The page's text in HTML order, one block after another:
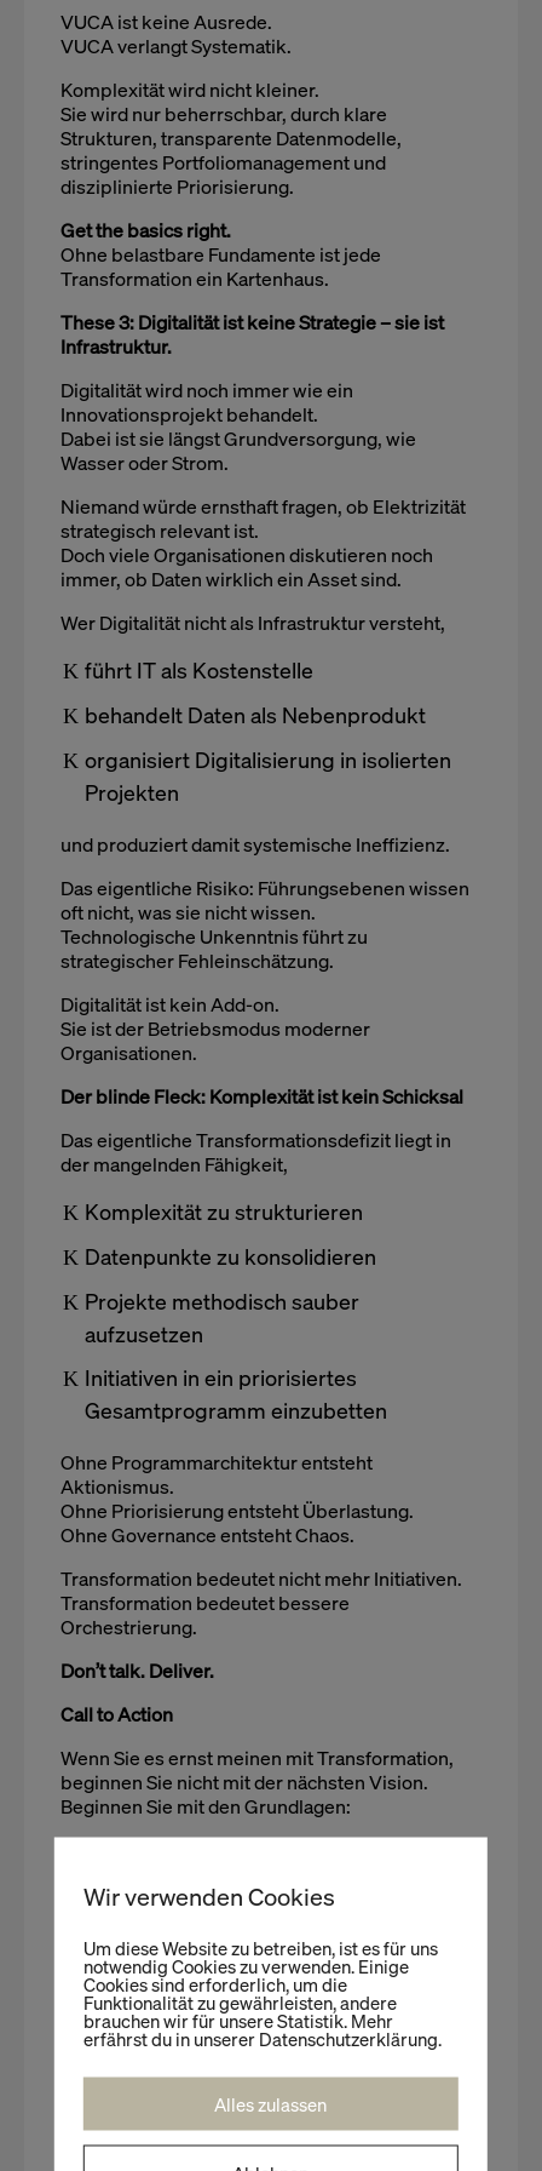
VUCA ist keine Ausrede.
VUCA verlangt Systematik.
Komplexität wird nicht kleiner.
Sie wird nur beherrschbar, durch klare
Strukturen, transparente Datenmodelle,
stringentes Portfoliomanagement und
disziplinierte Priorisierung.
Get the basics right.
Ohne belastbare Fundamente ist jede
Transformation ein Kartenhaus.
These 3: Digitalität ist keine Strategie – sie ist
Infrastruktur.
Digitalität wird noch immer wie ein
Innovationsprojekt behandelt.
Dabei ist sie längst Grundversorgung, wie
Wasser oder Strom.
Niemand würde ernsthaft fragen, ob Elektrizität
strategisch relevant ist.
Doch viele Organisationen diskutieren noch
immer, ob Daten wirklich ein Asset sind.
Wer Digitalität nicht als Infrastruktur versteht,
führt IT als Kostenstelle
behandelt Daten als Nebenprodukt
organisiert Digitalisierung in isolierten
Projekten
und produziert damit systemische Ineffizienz.
Das eigentliche Risiko: Führungsebenen wissen
oft nicht, was sie nicht wissen.
Technologische Unkenntnis führt zu
strategischer Fehleinschätzung.
Digitalität ist kein Add-on.
Sie ist der Betriebsmodus moderner
Organisationen.
Der blinde Fleck: Komplexität ist kein Schicksal
Das eigentliche Transformationsdefizit liegt in
der mangelnden Fähigkeit,
Komplexität zu strukturieren
Datenpunkte zu konsolidieren
Projekte methodisch sauber
aufzusetzen
Initiativen in ein priorisiertes
Gesamtprogramm einzubetten
Ohne Programmarchitektur entsteht
Aktionismus.
Ohne Priorisierung entsteht Überlastung.
Ohne Governance entsteht Chaos.
Transformation bedeutet nicht mehr Initiativen.
Transformation bedeutet bessere
Orchestrierung.
Don’t talk. Deliver.
Call to Action
Wenn Sie es ernst meinen mit Transformation,
beginnen Sie nicht mit der nächsten Vision.
Beginnen Sie mit den Grundlagen:
gesamtes Projektportfolio.
radikal.
Definieren Sie klare Prioritäten – get
your ducks in a row.
Investieren Sie in Datenarchitektur und
Programmmanagement.
Messen Sie Delivery – nicht Diskurs.
Wir verwenden Cookies
Um diese Website zu betreiben, ist es für uns
notwendig Cookies zu verwenden. Einige
Cookies sind erforderlich, um die
Funktionalität zu gewährleisten, andere
brauchen wir für unsere Statistik. Mehr
erfährst du in unserer Datenschutzerklärung.
Alles zulassen